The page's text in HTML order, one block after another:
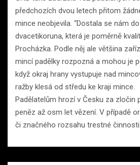
předchozích dvou letech přitom
mince neobjevila. “Dostala se nám
dvacetikoruna, která je poměrně
Procházka. Podle něj ale většina
mincí padělky rozpozná a mohou je
když okraj hrany vystupuje nad
ražby klesá od středu ke kraji mince.
Padělatelům hrozí v Česku za zločin
peněz až osm let vězení. V případě
či značného rozsahu trestné